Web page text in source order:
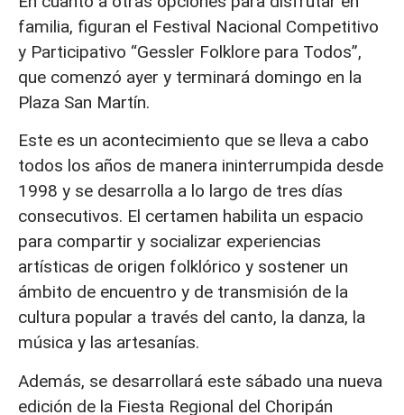
familia, figuran el Festival Nacional Competitivo
y Participativo “Gessler Folklore para Todos”,
que comenzó ayer y terminará domingo en la
Plaza San Martín.
Este es un acontecimiento que se lleva a cabo
todos los años de manera ininterrumpida desde
1998 y se desarrolla a lo largo de tres días
consecutivos. El certamen habilita un espacio
para compartir y socializar experiencias
artísticas de origen folklórico y sostener un
ámbito de encuentro y de transmisión de la
cultura popular a través del canto, la danza, la
música y las artesanías.
Además, se desarrollará este sábado una nueva
edición de la Fiesta Regional del Choripán